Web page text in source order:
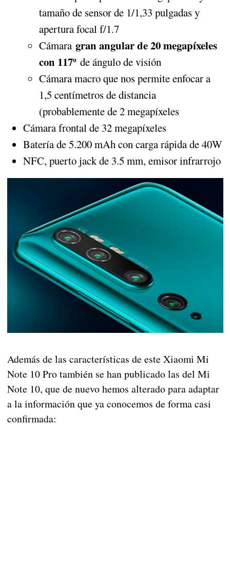
tamaño de sensor de 1/1,33 pulgadas y
apertura focal f/1.7
Cámaragran angular de 20 megapíxeles
con 117ºde ángulo de visión
Cámara macro que nos permite enfocar a
1,5 centímetros de distancia
(probablemente de 2 megapíxeles
Cámara frontal de 32 megapíxeles
Batería de 5.200 mAh con carga rápida de 40W
NFC, puerto jack de 3.5 mm, emisor infrarrojo
Además de las características de este Xiaomi Mi
Note 10 Pro también se han publicado las del Mi
Note 10, que de nuevo hemos alterado para adaptar
a la información que ya conocemos de forma casi
confirmada: